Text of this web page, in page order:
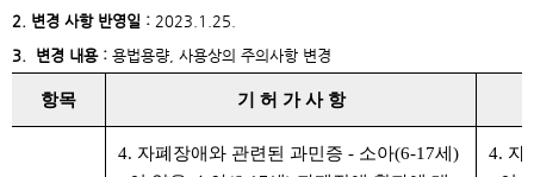
2. 변경 사항 반영일 : 2023.1.25.
3. 변경 내용 : 용법용량, 사용상의 주의사항 변경
항목 기 허 가 사 항
4. 자폐장애와 관련된 과민증 - 소아(6-17세)
4. 자